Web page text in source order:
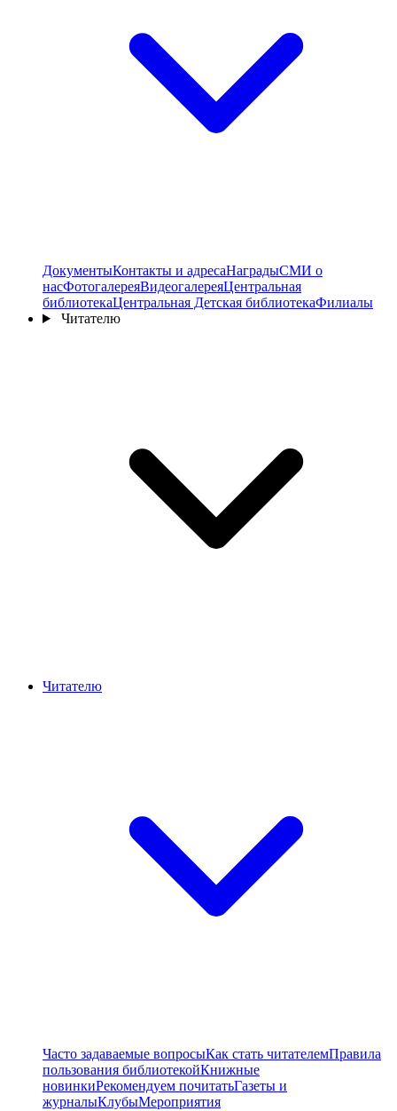
ДокументыКонтакты и адресаНаградыСМИ о
насФотогалереяВидеогалереяЦентральная
библиотекаЦентральная Детская библиотекаФилиалы
Читателю
Читателю
Часто задаваемые вопросыКак стать читателемПравила
пользования библиотекойКнижные
новинкиРекомендуем почитатьГазеты и
журналыКлубыМероприятия